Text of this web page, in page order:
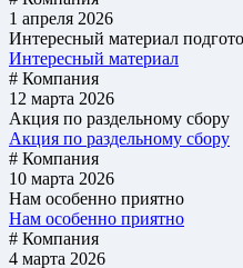
1 апреля 2026
Интересный материал
Интересный материал
# Компания
12 марта 2026
Акция по раздельному сбору
Акция по раздельному сбору
# Компания
10 марта 2026
Нам особенно приятно
Нам особенно приятно
# Компания
4 марта 2026